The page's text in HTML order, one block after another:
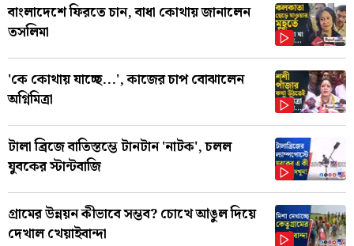
বাংলাদেশে ফিরতে চান, বাধা কোথায় জানালেন
তসলিমা
'কে কোথায় যাচ্ছে...', কাজের চাপ বোঝালেন
অগ্নিমিত্রা
টালা ব্রিজে বাতিস্তম্ভে টানটান 'নাটক', চলল
যুবকের স্টান্টবাজি
গ্রামের উন্নয়ন কীভাবে সম্ভব? চোখে আঙুল দিয়ে
দেখাল খেয়াইবান্দা